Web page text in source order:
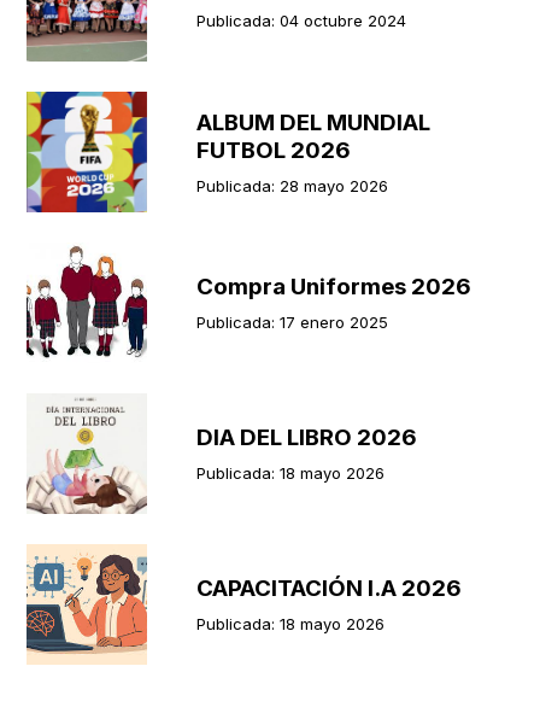
Publicada: 04 octubre 2024
ALBUM DEL MUNDIAL
FUTBOL 2026
Publicada: 28 mayo 2026
Compra Uniformes 2026
Publicada: 17 enero 2025
DIA DEL LIBRO 2026
Publicada: 18 mayo 2026
CAPACITACIÓN I.A 2026
Publicada: 18 mayo 2026